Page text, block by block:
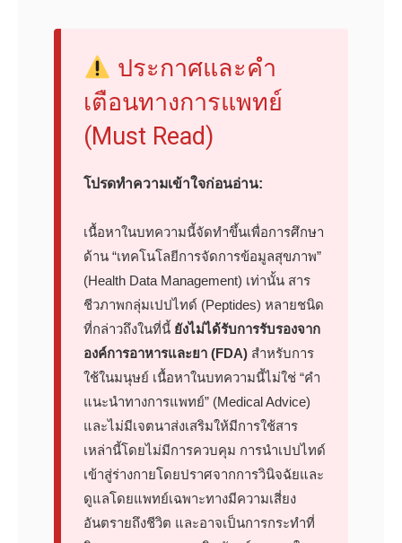
ประกาศและคำ
เตือนทางการแพทย์
(Must Read)
โปรดทำความเข้าใจก่อนอ่าน:
เนื้อหาในบทความนี้จัดทำขึ้นเพื่อการศึกษา
ด้าน “เทคโนโลยีการจัดการข้อมูลสุขภาพ”
(Health Data Management) เท่านั้น สาร
ชีวภาพกลุ่มเปปไทด์ (Peptides) หลายชนิด
ที่กล่าวถึงในที่นี้ ยังไม่ได้รับการรับรองจาก
องค์การอาหารและยา (FDA) สำหรับการ
ใช้ในมนุษย์ เนื้อหาในบทความนี้ไม่ใช่ “คำ
แนะนำทางการแพทย์” (Medical Advice)
และไม่มีเจตนาส่งเสริมให้มีการใช้สาร
เหล่านี้โดยไม่มีการควบคุม การนำเปปไทด์
เข้าสู่ร่างกายโดยปราศจากการวินิจฉัยและ
ดูแลโดยแพทย์เฉพาะทางมีความเสี่ยง
อันตรายถึงชีวิต และอาจเป็นการกระทำที่